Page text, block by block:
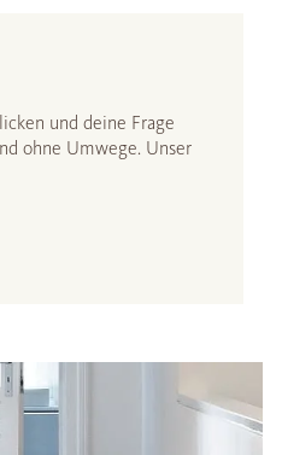
und deine Frage
ohne Umwege. Unser